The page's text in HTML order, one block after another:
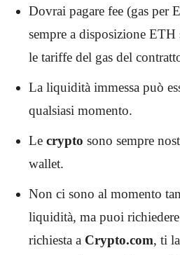
Dovrai pagare fee (gas per
sempre a disposizione
le tariffe del gas del
La liquidità immessa può
qualsiasi momento.
Le crypto sono sempre
wallet.
Non ci sono al momento
liquidità, ma puoi
richiesta a Crypto.com, ti